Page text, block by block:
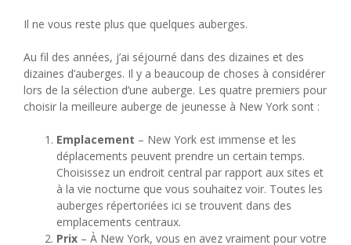
Il ne vous reste plus que quelques auberges.
Au fil des années, j’ai séjourné dans des dizaines et des
dizaines d’auberges. Il y a beaucoup de choses à considérer
lors de la sélection d’une auberge. Les quatre premiers pour
choisir la meilleure auberge de jeunesse à New York sont :
Emplacement – New York est immense et les
déplacements peuvent prendre un certain temps.
Choisissez un endroit central par rapport aux sites et
à la vie nocturne que vous souhaitez voir. Toutes les
auberges répertoriées ici se trouvent dans des
emplacements centraux.
Prix – À New York, vous en avez vraiment pour votre